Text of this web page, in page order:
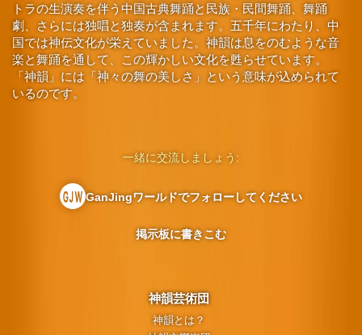
トラの生演奏を伴う中国古典舞踊と民族・民間舞踊、舞踊
劇、さらには独唱と独奏が含まれます。五千年にわたり、中
国では神伝文化が栄えていました。神韻は息をのむような音
楽と舞踊を通して、この輝かしい文化を甦らせています。
「神韻」には「神々の舞の美しさ」という意味が込められて
いるのです。
神韻芸術団
神韻とは？
一緒に交流しましょう:
GanJingワールドでフォローしてください
掲示板に書きこむ